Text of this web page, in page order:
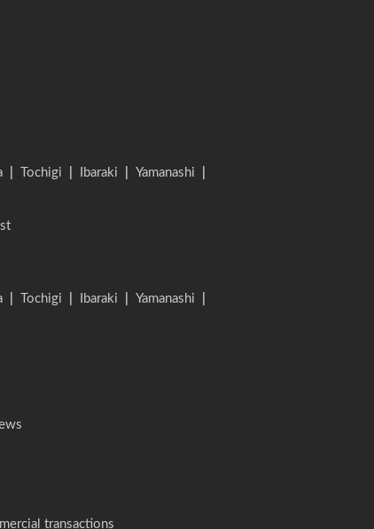
Tochigi Ibaraki Yamanashi
Tochigi Ibaraki Yamanashi
transactions